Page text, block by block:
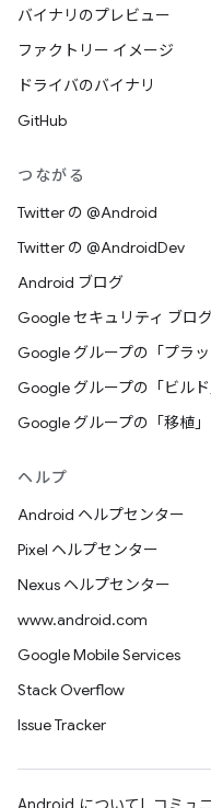
バイナリのプレビュー
ファクトリー イメージ
ドライバのバイナリ
GitHub
つながる
Twitter の @Android
Twitter の @AndroidDev
Android ブログ
Google セキュリティ ブロ
Google グループの「プラ
Google グループの「ビル
Google グループの「移植
ヘルプ
Android ヘルプセンター
Pixel ヘルプセンター
Nexus ヘルプセンター
www.android.com
Google Mobile Services
Stack Overflow
Issue Tracker